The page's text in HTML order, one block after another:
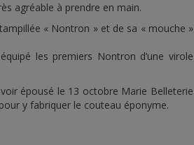
agréable à prendre en main.
« Nontron » et de sa « mouche »
les premiers Nontron d’une virole
épousé le 13 octobre Marie Belleterie
y fabriquer le couteau éponyme.